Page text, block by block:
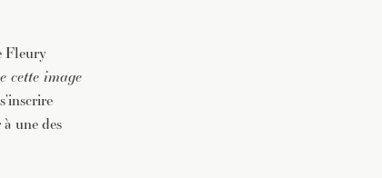
Fleury
cette image
une des